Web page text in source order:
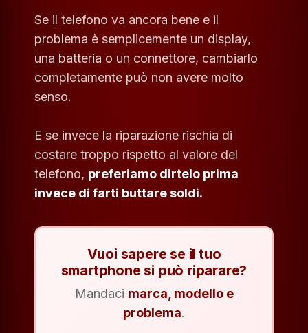
Se il telefono va ancora bene e il
problema è semplicemente un display,
una batteria o un connettore, cambiarlo
completamente può non avere molto
senso.
E se invece la riparazione rischia di
costare troppo rispetto al valore del
telefono, preferiamo dirtelo prima
invece di farti buttare soldi.
Vuoi sapere se il tuo
smartphone si può riparare?
Mandaci marca, modello e
problema.